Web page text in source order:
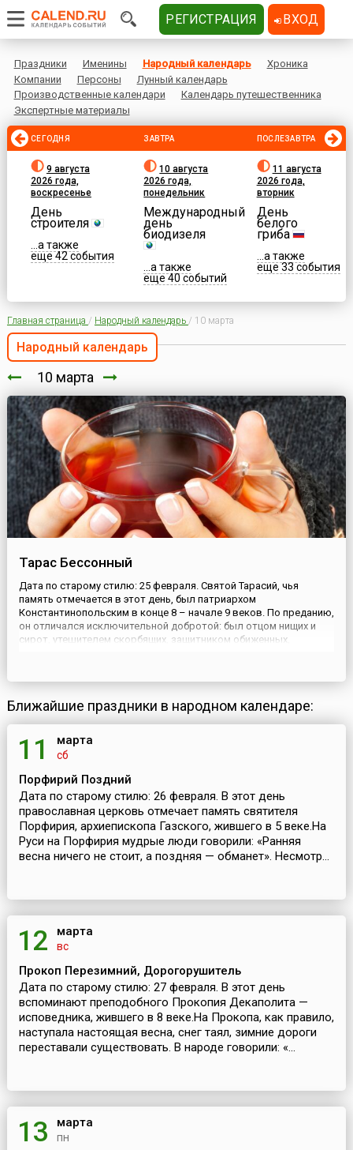
Праздники Именины Народный календарь
Хроника
Компании
Персоны
Лунный календарь
Производственные календари
Календарь путешественника
Экспертные материалы
СЕГОДНЯ
9 августа
2026 года,
воскресенье
День
строителя
...а также
еще 42 события
ЗАВТРА
10 августа
2026 года,
понедельник
Международный
день
биодизеля
...а также
еще 40 событий
ПОСЛЕЗАВТРА
11 августа
2026 года,
вторник
День
белого
гриба
...а также
еще 33 события
Главная страница / Народный календарь / 10 марта
Народный календарь
10 марта
Тарас Бессонный
Дата по старому стилю: 25 февраля. Святой Тарасий, чья
память отмечается в этот день, был патриархом
Константинопольским в конце 8 – начале 9 веков. По преданию,
он отличался исключительной добротой: был отцом нищих и
сирот, утешителем скорбящих, защитником обиженных,
готова к борь...
Ближайшие праздники в народном календаре:
11 марта
сб
Порфирий Поздний
Дата по старому стилю: 26 февраля. В этот день
православная церковь отмечает память святителя
Порфирия, архиепископа Газского, жившего в 5 веке.На
Руси на Порфирия мудрые люди говорили: «Ранняя
весна ничего не стоит, а поздняя — обманет». Несмотр...
12 марта
вс
Прокоп Перезимний, Дорогорушитель
Дата по старому стилю: 27 февраля. В этот день
вспоминают преподобного Прокопия Декаполита —
исповедника, жившего в 8 веке.На Прокопа, как правило,
наступала настоящая весна, снег таял, зимние дороги
переставали существовать. В народе говорили: «...
13 марта
пн
РЕГИСТРАЦИЯ ВХОД